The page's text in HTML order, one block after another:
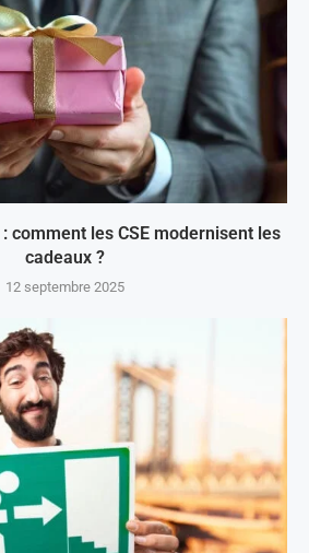
comment les CSE modernisent les
cadeaux ?
12 septembre 2025